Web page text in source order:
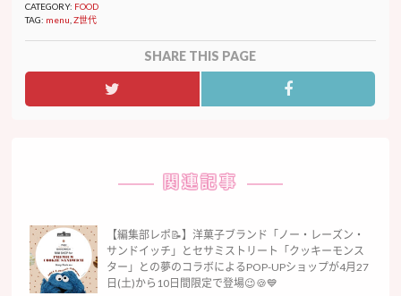
CATEGORY: FOOD
TAG: menu,Z世代
SHARE THIS PAGE
関連記事
【編集部レポ📝】洋菓子ブランド「ノー・レーズン・
サンドイッチ」とセサミストリート「クッキーモンス
ター」との夢のコラボによるPOP-UPショップが4月27
日(土)から10日間限定で登場😉🍪💙